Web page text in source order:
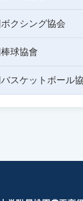
クシング協会
球協會
スケットボール